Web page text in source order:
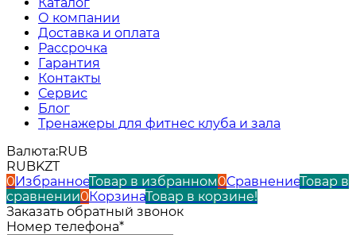
О компании
Доставка и оплата
Рассрочка
Гарантия
Контакты
Сервис
Блог
Тренажеры для фитнес клуба и зала
Валюта:RUB
RUBKZT
0ИзбранноеТовар в избранном0СравнениеТовар в
сравнении0КорзинаТовар в корзине!
Заказать обратный звонок
Номер телефона*